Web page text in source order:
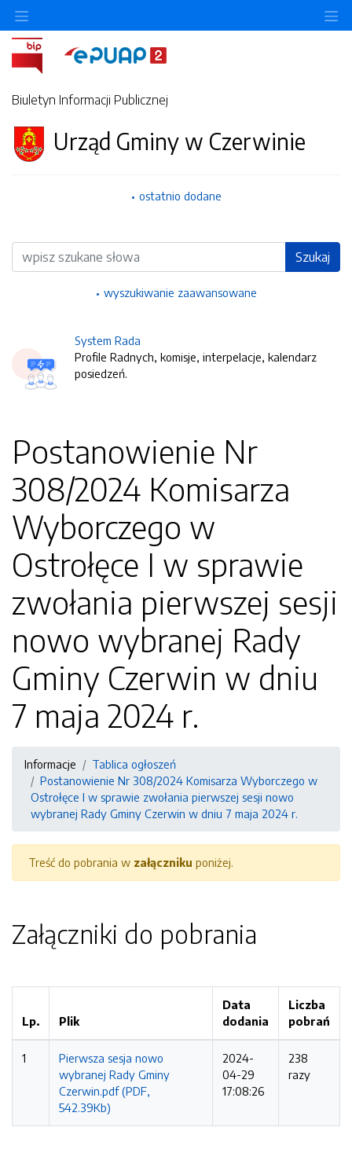
Biuletyn Informacji Publicznej
Urząd Gminy w Czerwinie
ostatnio dodane
Wyszukiwarka Szukaj
wyszukiwanie zaawansowane
System Rada
Profile Radnych, komisje, interpelacje, kalendarz
posiedzeń.
Postanowienie Nr
308/2024 Komisarza
Wyborczego w
Ostrołęce I w sprawie
zwołania pierwszej sesji
nowo wybranej Rady
Gminy Czerwin w dniu
7 maja 2024 r.
Informacje
Tablica ogłoszeń
Postanowienie Nr 308/2024 Komisarza Wyborczego w
Ostrołęce I w sprawie zwołania pierwszej sesji nowo
wybranej Rady Gminy Czerwin w dniu 7 maja 2024 r.
Treść do pobrania w załączniku poniżej.
Załączniki do pobrania
Lp. Plik
Data
dodania
Liczba
pobrań
1
Pierwsza sesja nowo
wybranej Rady Gminy
Czerwin.pdf (PDF,
542.39Kb)
2024-
04-29
17:08:26
238
razy